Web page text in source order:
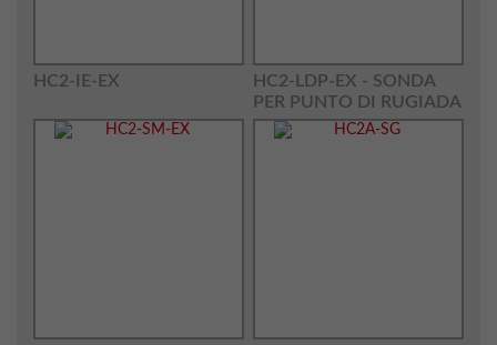
HC2-IE-EX
HC2-LDP-EX - SONDA
PER PUNTO DI RUGIADA